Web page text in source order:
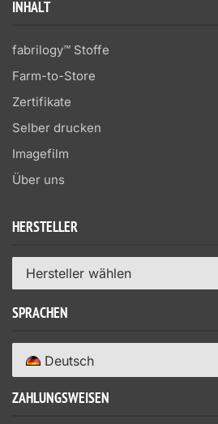
INHALT
fabrilogy™ Stoffe
Farm-to-Store
Zertifikate
Selber drucken
Imagefilm
Über uns
HERSTELLER
Hersteller wählen
SPRACHEN
Deutsch
ZAHLUNGSWEISEN